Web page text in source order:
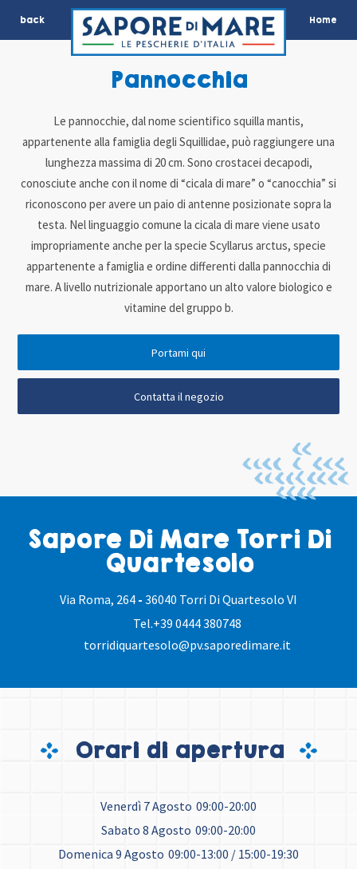
back Home
Sapore Di Mare Torri Di
Quartesolo
Via Roma, 264 - 36040 Torri Di Quartesolo VI
Tel.+39 0444 380748
torridiquartesolo@pv.saporedimare.it
Pannocchia
Le pannocchie, dal nome scientifico squilla mantis,
appartenente alla famiglia degli Squillidae, può raggiungere una
lunghezza massima di 20 cm. Sono crostacei decapodi,
conosciute anche con il nome di “cicala di mare” o “canocchia” si
riconoscono per avere un paio di antenne posizionate sopra la
testa. Nel linguaggio comune la cicala di mare viene usato
impropriamente anche per la specie Scyllarus arctus, specie
appartenente a famiglia e ordine differenti dalla pannocchia di
mare. A livello nutrizionale apportano un alto valore biologico e
vitamine del gruppo b.
Portami qui
Contatta il negozio
Orari di apertura
Venerdì 7 Agosto 09:00-20:00
Sabato 8 Agosto 09:00-20:00
Domenica 9 Agosto 09:00-13:00 / 15:00-19:30